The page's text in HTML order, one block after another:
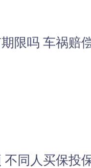
限吗 车祸赔
不同人买保投